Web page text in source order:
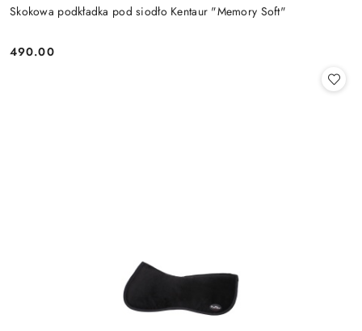
Skokowa podkładka pod siodło Kentaur "Memory Soft"
Cena:
490.00